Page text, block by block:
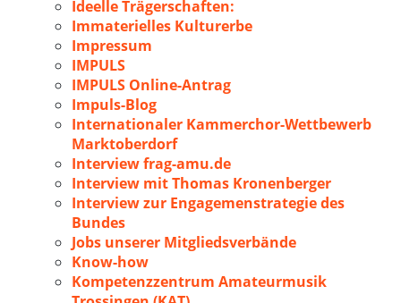
Ideelle Trägerschaften:
Immaterielles Kulturerbe
Impressum
IMPULS
IMPULS Online-Antrag
Impuls-Blog
Internationaler Kammerchor-Wettbewerb
Marktoberdorf
Interview frag-amu.de
Interview mit Thomas Kronenberger
Interview zur Engagemenstrategie des
Bundes
Jobs unserer Mitgliedsverbände
Know-how
Kompetenzzentrum Amateurmusik